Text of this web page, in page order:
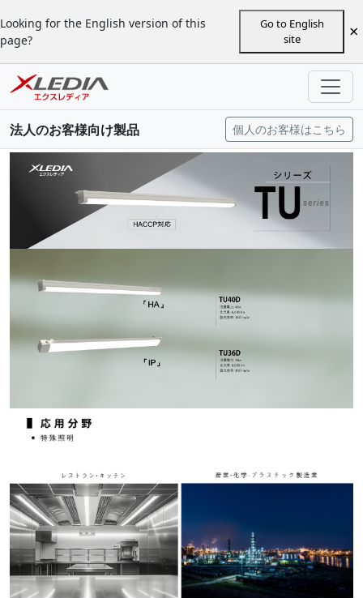
Looking for the English version of this
page?
Go to English
site
×
法人のお客様向け製品 個人のお客様はこちら